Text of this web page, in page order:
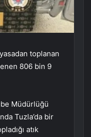
toplanan
806 bin 9
Müdürlüğü
Tuzla’da bir
atık